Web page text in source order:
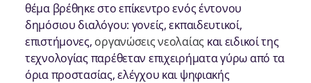
θέμα βρέθηκε στο επίκεντρο ενός έντονου
δημόσιου διαλόγου: γονείς, εκπαιδευτικοί,
επιστήμονες, οργανώσεις νεολαίας και ειδικοί της
τεχνολογίας παρέθεταν επιχειρήματα γύρω από τα
όρια προστασίας, ελέγχου και ψηφιακής